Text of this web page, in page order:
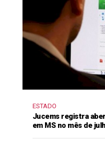
ESTADO
Jucems registra
em MS no mês de